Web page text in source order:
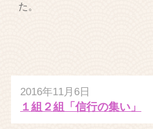
た。
2016年11月6日
１組２組「信行の集い」